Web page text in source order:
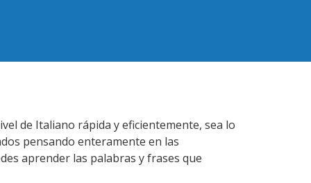
de Italiano rápida y eficientemente, sea lo
pensando enteramente en las
aprender las palabras y frases que